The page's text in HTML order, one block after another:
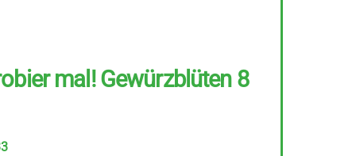
mal! Gewürzblüten 8